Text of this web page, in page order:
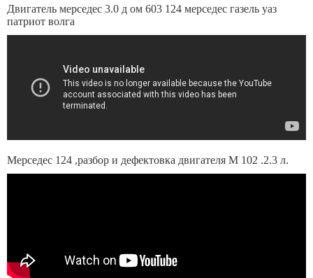
Двигатель мерседес 3.0 д ом 603 124 мерседес газель уаз
патриот волга
Мерседес 124 ,разбор и дефектовка двигателя М 102 .2.3 л.